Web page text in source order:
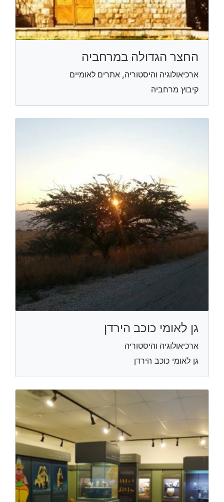
החצר הגדולה במרחביה
ארכיאולוגיה והיסטוריה, אתרים לאומיים
קיבוץ מרחביה
גן לאומי כוכב הירדן
ארכיאולוגיה והיסטוריה
גן לאומי כוכב הירדן